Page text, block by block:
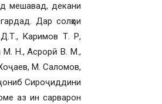
мешавад, декани
Дар солҳои
Д.Т., Каримов Т. Р,
М. Н., Асрорӣ В. М.,
М. Саломов,
Сироҷиддини
аз ин сарварон